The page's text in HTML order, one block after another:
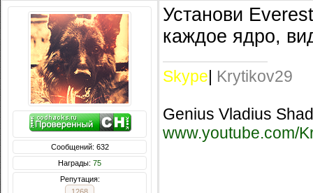
Сообщений: 632
Награды: 75
Репутация:
Установи
каждое ядро,
Skype| Krytikov29
Genius Vladius
www.youtube.com/